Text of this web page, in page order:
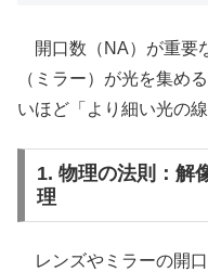
開口数（NA）が重要
（ミラー）が光を集め
いほど「より細い光の
1. 物理の法則：解
理
レンズやミラーの開